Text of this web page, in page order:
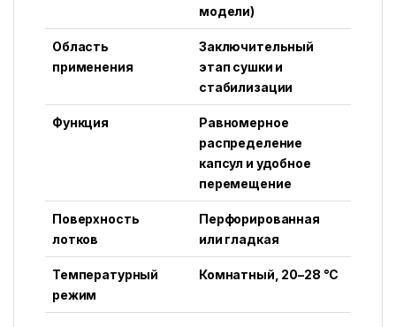
модели)
Область
применения
Заключительный
этап сушки и
стабилизации
Функция
Равномерное
распределение
капсул и удобное
перемещение
Поверхность
лотков
Перфорированная
или гладкая
Температурный
режим
Комнатный, 20–28 °C